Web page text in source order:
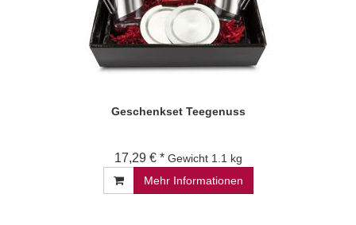
Geschenkset Teegenuss
17,29 € * Gewicht 1.1 kg
Mehr Informationen